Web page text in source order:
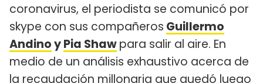
coronavirus, el periodista se comunicó por
skype con sus compañeros Guillermo
AndinoyPia Shawpara salir al aire. En
medio de un análisis exhaustivo acerca de
la recaudación millonaria que quedó luego